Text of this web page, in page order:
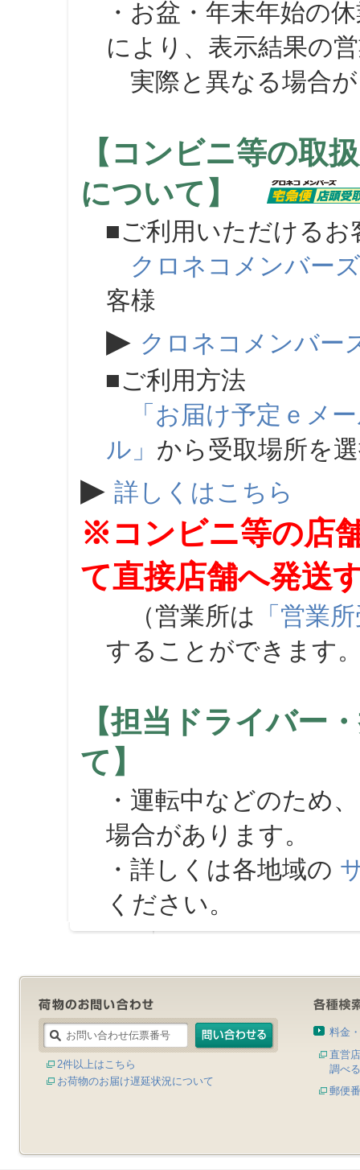
・お盆・年末年始の
により、表示結果の
実際と異なる場合が
【コンビニ等の取
について】
■ご利用いただけるお
クロネコメンバーズ
客様
▶ クロネコメンバー
■ご利用方法
「お届け予定ｅメ
ル」 から受取場所を
▶ 詳しくはこちら
※コンビニ等の店
て直接店舗へ発送
（営業所は 「営業
することができます
【担当ドライバー
て】
・運転中などのため
場合があります。
・詳しくは各地域の
ください。
2件以上はこちら
お荷物のお届け遅延状況について
料金
直営
調べる
郵便